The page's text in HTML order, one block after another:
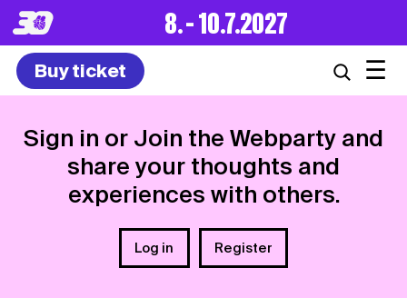
8. – 10.7.2027
Buy ticket ☰
Sign in or Join the Webparty and
share your thoughts and
experiences with others.
Log in Register